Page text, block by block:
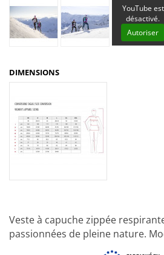
YouTube est
désactivé.
Autoriser
DIMENSIONS
Veste à capuche zippée
passionnées de pleine nature.